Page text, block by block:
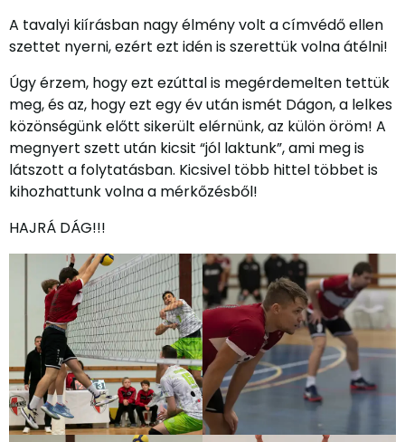
A tavalyi kiírásban nagy élmény volt a címvédő ellen
szettet nyerni, ezért ezt idén is szerettük volna átélni!
Úgy érzem, hogy ezt ezúttal is megérdemelten tettük
meg, és az, hogy ezt egy év után ismét Dágon, a lelkes
közönségünk előtt sikerült elérnünk, az külön öröm! A
megnyert szett után kicsit “jól laktunk”, ami meg is
látszott a folytatásban. Kicsivel több hittel többet is
kihozhattunk volna a mérkőzésből!
HAJRÁ DÁG!!!